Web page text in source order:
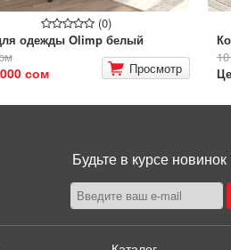
(0)
одежды Olimp белый
сом Просмотр
Будьте в курсе